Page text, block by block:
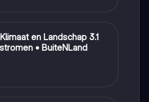
en Landschap 3.1
• BuiteNLand